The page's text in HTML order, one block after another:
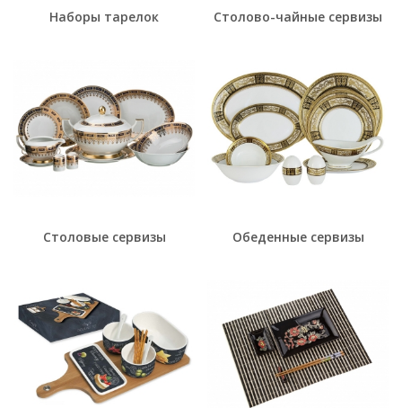
Наборы тарелок Столово-чайные сервизы
Столовые сервизы Обеденные сервизы